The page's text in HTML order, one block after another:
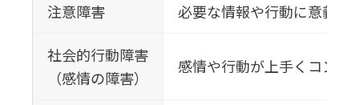
注意障害 必要な情報や行動に意義を
社会的行動障害
（感情の障害）
感情や行動が上手くコント